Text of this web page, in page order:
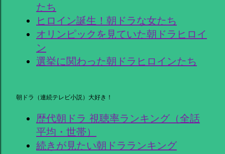
たち
ヒロイン誕生！朝ドラな女たち
オリンピックを見ていた朝ドラヒロイ
ン
選挙に関わった朝ドラヒロインたち
朝ドラ（連続テレビ小説）大好き！
歴代朝ドラ 視聴率ランキング（全話
平均・世帯）
続きが見たい朝ドラランキング